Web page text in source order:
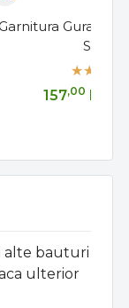
Gura
Stabil
157,00 RON
alte bauturi
ulterior